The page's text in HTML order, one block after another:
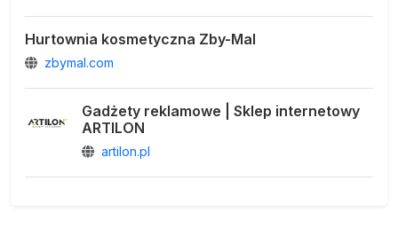
Hurtownia kosmetyczna Zby-Mal
zbymal.com
Gadżety reklamowe | Sklep internetowy
ARTILON
artilon.pl